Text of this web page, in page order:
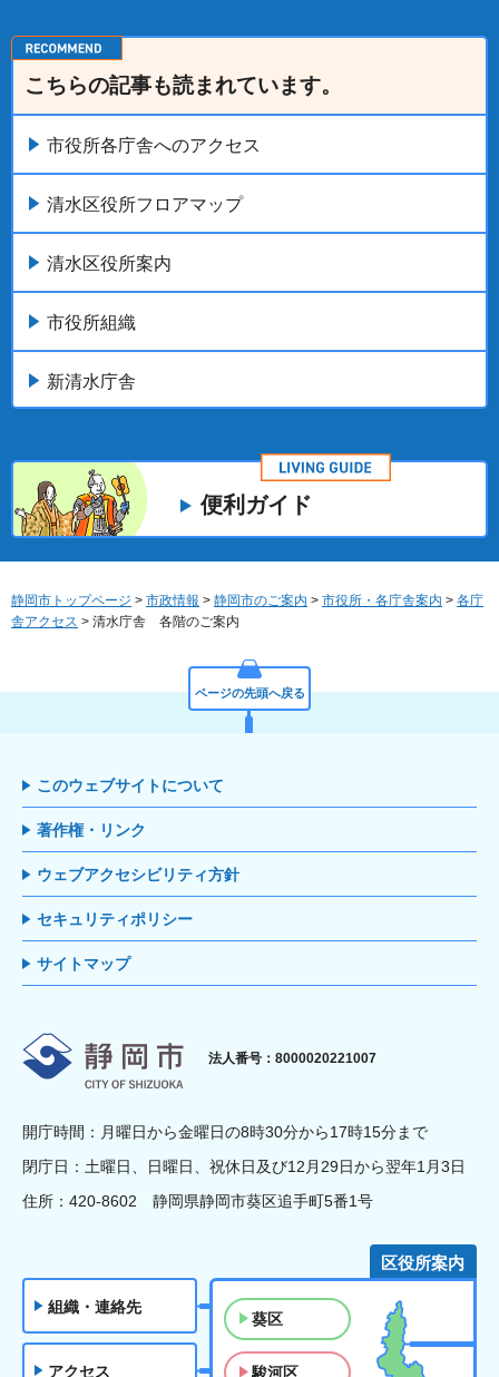
こちらの記事も読まれています。
市役所各庁舎へのアクセス
清水区役所フロアマップ
清水区役所案内
市役所組織
新清水庁舎
便利ガイド
静岡市トップページ > 市政情報 > 静岡市のご案内 > 市役所・各庁舎案内 > 各庁
舎アクセス > 清水庁舎 各階のご案内
ページの先頭へ戻る
このウェブサイトについて
著作権・リンク
ウェブアクセシビリティ方針
セキュリティポリシー
サイトマップ
静岡市
法人番号：8000020221007
開庁時間：月曜日から金曜日の8時30分から17時15分まで
閉庁日：土曜日、日曜日、祝休日及び12月29日から翌年1月3日
住所：420-8602 静岡県静岡市葵区追手町5番1号
組織・連絡先
アクセス
区役所案内
葵区
駿河区